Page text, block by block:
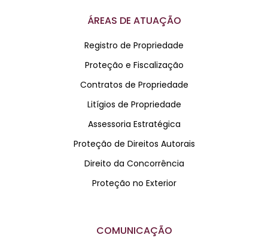
ÁREAS DE ATUAÇÃO
Registro de Propriedade
Proteção e Fiscalização
Contratos de Propriedade
Litígios de Propriedade
Assessoria Estratégica
Proteção de Direitos Autorais
Direito da Concorrência
Proteção no Exterior
COMUNICAÇÃO